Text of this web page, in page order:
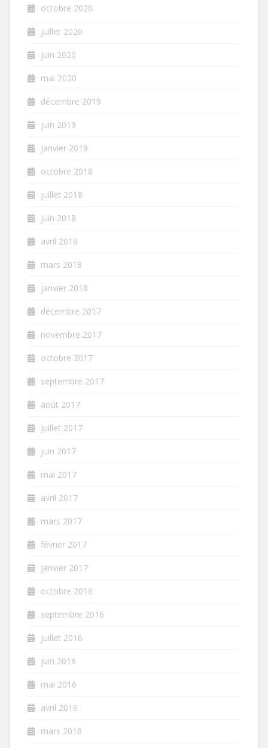
octobre 2020
juillet 2020
juin 2020
mai 2020
décembre 2019
juin 2019
janvier 2019
octobre 2018
juillet 2018
juin 2018
avril 2018
mars 2018
janvier 2018
décembre 2017
novembre 2017
octobre 2017
septembre 2017
août 2017
juillet 2017
juin 2017
mai 2017
avril 2017
mars 2017
février 2017
janvier 2017
octobre 2016
septembre 2016
juillet 2016
juin 2016
mai 2016
avril 2016
mars 2016